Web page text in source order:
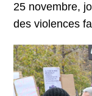
25 novembre,
des violences